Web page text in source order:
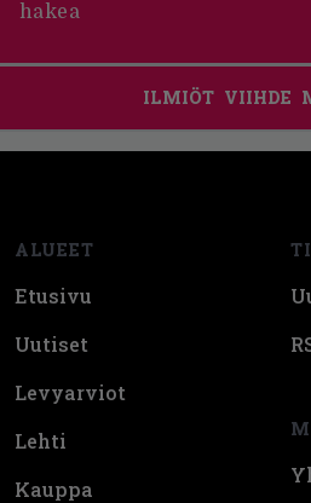
hakea
ILMIÖT VIIHDE
ALUEET
Etusivu
Uutiset
Levyarviot
Lehti
Kauppa